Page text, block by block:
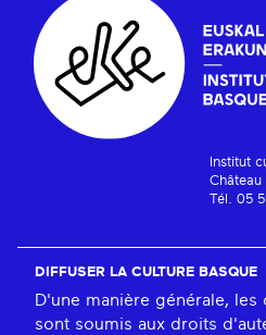
Institut
Tél. 05
DIFFUSER LA CULTURE BASQUE
D'une manière générale,
sont soumis aux droits